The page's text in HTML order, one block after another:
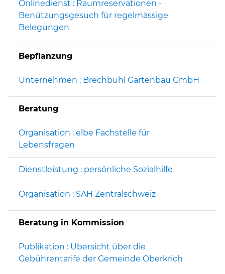
Onlinedienst : Raumreservationen -
Benützungsgesuch für regelmässige
Belegungen
Bepflanzung
Unternehmen : Brechbühl Gartenbau GmbH
Beratung
Organisation : elbe Fachstelle für
Lebensfragen
Dienstleistung : persönliche Sozialhilfe
Organisation : SAH Zentralschweiz
Beratung in Kommission
Publikation : Übersicht über die
Gebührentarife der Gemeinde Oberkrich